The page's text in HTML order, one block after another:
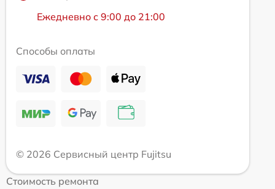
Ежедневно с 9:00 до 21:00
Способы оплаты
© 2026 Сервисный центр Fujitsu
Стоимость ремонта